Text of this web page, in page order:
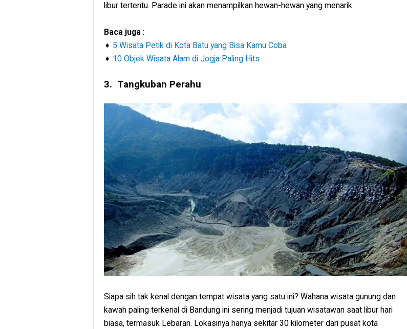
libur tertentu. Parade ini akan menampilkan hewan-hewan yang menarik.
Baca juga :
➧ 5 Wisata Petik di Kota Batu yang Bisa Kamu Coba
➧ 10 Objek Wisata Alam di Jogja Paling Hits
3. Tangkuban Perahu
Siapa sih tak kenal dengan tempat wisata yang satu ini? Wahana wisata gunung dan
kawah paling terkenal di Bandung ini sering menjadi tujuan wisatawan saat libur hari
biasa, termasuk Lebaran. Lokasinya hanya sekitar 30 kilometer dari pusat kota